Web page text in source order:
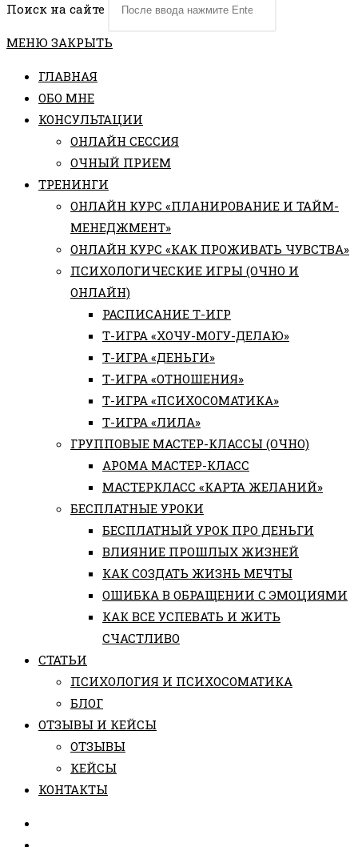
Поиск на сайте
МЕНЮ ЗАКРЫТЬ
ГЛАВНАЯ
ОБО МНЕ
КОНСУЛЬТАЦИИ
ОНЛАЙН СЕССИЯ
ОЧНЫЙ ПРИЕМ
ТРЕНИНГИ
ОНЛАЙН КУРС «ПЛАНИРОВАНИЕ И ТАЙМ-
МЕНЕДЖМЕНТ»
ОНЛАЙН КУРС «КАК ПРОЖИВАТЬ ЧУВСТВА»
ПСИХОЛОГИЧЕСКИЕ ИГРЫ (ОЧНО И
ОНЛАЙН)
РАСПИСАНИЕ Т-ИГР
Т-ИГРА «ХОЧУ-МОГУ-ДЕЛАЮ»
Т-ИГРА «ДЕНЬГИ»
Т-ИГРА «ОТНОШЕНИЯ»
Т-ИГРА «ПСИХОСОМАТИКА»
Т-ИГРА «ЛИЛА»
ГРУППОВЫЕ МАСТЕР-КЛАССЫ (ОЧНО)
АРОМА МАСТЕР-КЛАСС
МАСТЕРКЛАСС «КАРТА ЖЕЛАНИЙ»
БЕСПЛАТНЫЕ УРОКИ
БЕСПЛАТНЫЙ УРОК ПРО ДЕНЬГИ
ВЛИЯНИЕ ПРОШЛЫХ ЖИЗНЕЙ
КАК СОЗДАТЬ ЖИЗНЬ МЕЧТЫ
ОШИБКА В ОБРАЩЕНИИ С ЭМОЦИЯМИ
КАК ВСЕ УСПЕВАТЬ И ЖИТЬ
СЧАСТЛИВО
СТАТЬИ
ПCИХОЛОГИЯ И ПСИХОСОМАТИКА
БЛОГ
ОТЗЫВЫ И КЕЙСЫ
ОТЗЫВЫ
КЕЙСЫ
КОНТАКТЫ